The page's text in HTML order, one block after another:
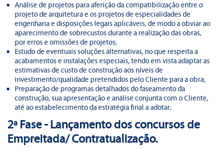
Análise de projetos para aferição da compatibilização entre o
projeto de arquitetura e os projetos de especialidades de
engenharia e disposições legais aplicáveis, de modo a obviar ao
aparecimento de sobrecustos durante a realização das obras,
por erros e omissões de projetos;
Estudo de eventuais soluções alternativas, no que respeita a
acabamentos e instalações especiais, tendo em vista adaptar as
estimativas de custo de construção aos níveis de
investimento/qualidade pretendidos pelo Cliente para a obra;
Preparação de programas detalhados do faseamento da
construção, sua apresentação e análise conjunta com o Cliente,
até ao estabelecimento da estratégia final a adotar;
2ª Fase - Lançamento dos concursos de
Empreitada/ Contratualização.